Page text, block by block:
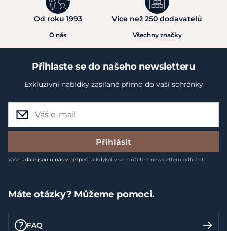
Od roku 1993
O nás
Více než 250 dodavatelů
Všechny značky
Přihlaste se do našeho newsletteru
Exkluzivní nabídky zasílané přímo do vaší schránky
Přihlásit
Vaše údaje jsou u nás v bezpečí a kdykoliv se můžete z newsletteru odhlásit.
Máte otázky? Můžeme pomoci.
FAQ